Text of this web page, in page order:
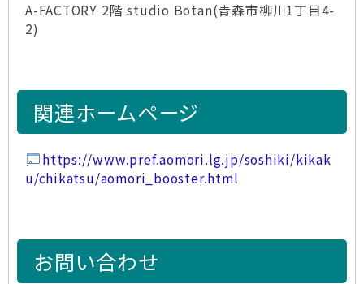
A-FACTORY 2階 studio Botan(青森市柳川1丁目4-
2)
関連ホームページ
https://www.pref.aomori.lg.jp/soshiki/kikak
u/chikatsu/aomori_booster.html
お問い合わせ